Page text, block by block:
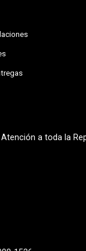
Atención a toda la